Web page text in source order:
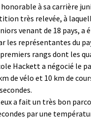
à sa carrière
très relevée, à
venant de 18 pays, a
les représentantes du
rangs dont les
Hackett a négocié le
de vélo et 10 km de
a fait un très bon
par une